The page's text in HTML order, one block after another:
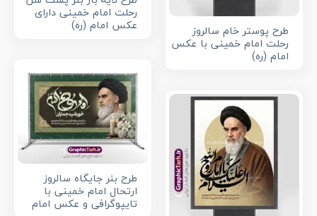
طرح پوستر خام سالروز
رحلت امام خمینی با عکس
امام (ره)
رحلت امام خمینی دارای
عکس امام (ره)
طرح بنر جایگاه سالروز
ارتحال امام خمینی با
تایپوگرافی و عکس امام